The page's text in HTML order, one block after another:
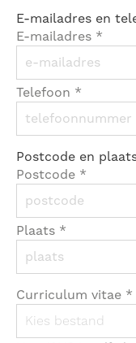
E-mailadres en
E-mailadres *
Telefoon *
Postcode en
Postcode *
Plaats *
Curriculum vitae *
Kies bestand